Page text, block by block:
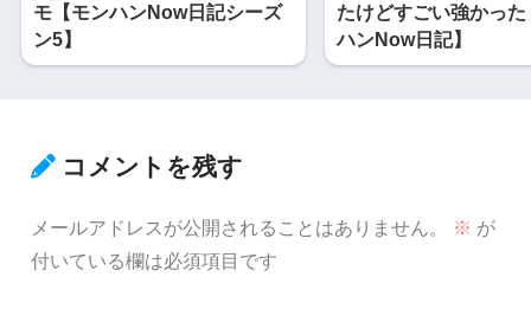
モ【モンハンNow日記シーズ
ン5】
たけどすごい強かった
ハンNow日記】
コメントを残す
メールアドレスが公開されることはありません。 ※ が
付いている欄は必須項目です